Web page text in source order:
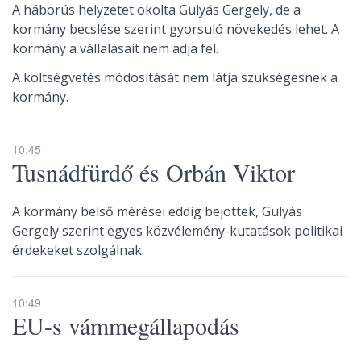
A háborús helyzetet okolta Gulyás Gergely, de a
kormány becslése szerint gyorsuló növekedés lehet. A
kormány a vállalásait nem adja fel.
A költségvetés módosítását nem látja szükségesnek a
kormány.
10:45
Tusnádfürdő és Orbán Viktor
A kormány belső mérései eddig bejöttek, Gulyás
Gergely szerint egyes közvélemény-kutatások politikai
érdekeket szolgálnak.
10:49
EU-s vámmegállapodás